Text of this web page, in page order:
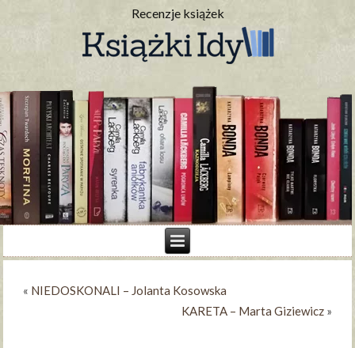
Recenzje książek
« NIEDOSKONALI – Jolanta Kosowska
KARETA – Marta Giziewicz»